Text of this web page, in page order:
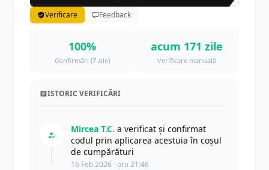
Verificare Feedback
100%
Confirmări (7 zile)
acum 171 zile
Verificare manuală
ISTORIC VERIFICĂRI
Mircea T.C. a verificat și confirmat
codul prin aplicarea acestuia în coșul
de cumpărături
16 Feb 2026 · ora 21:46